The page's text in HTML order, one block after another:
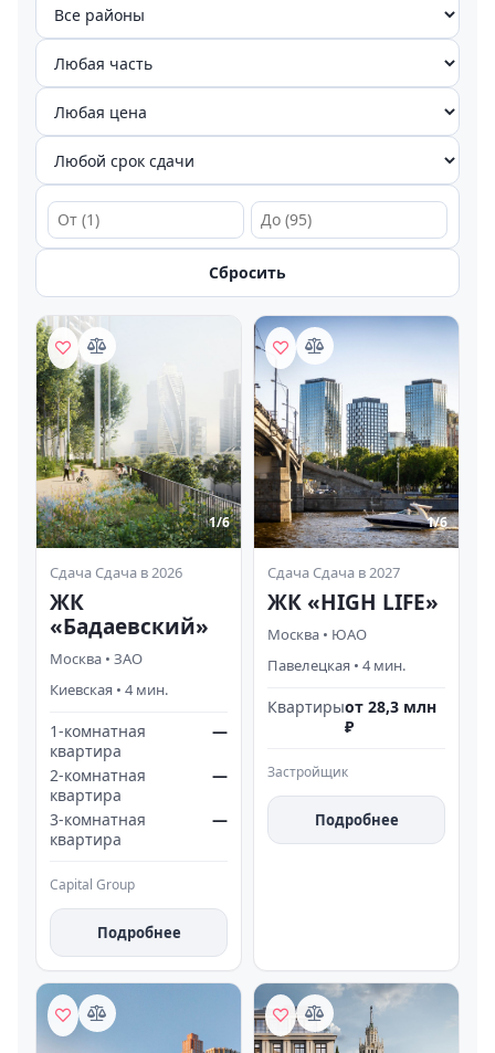
Сбросить
1/6
Сдача Сдача в 2026
ЖК
«Бадаевский»
Москва • ЗАО
Киевская • 4мин.
1-комнатная
квартира
—
2-комнатная
квартира
—
3-комнатная
квартира
—
Capital Group
Подробнее
1/6
Сдача Сдача в 2027
ЖК «HIGH LIFE»
Москва • ЮАО
Павелецкая • 4мин.
Квартирыот 28,3 млн
₽
Застройщик
Подробнее